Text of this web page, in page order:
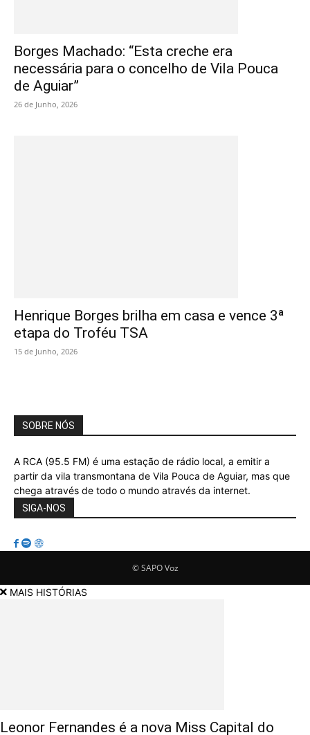
Borges Machado: “Esta creche era
necessária para o concelho de Vila Pouca
de Aguiar”
26 de Junho, 2026
Henrique Borges brilha em casa e vence 3ª
etapa do Troféu TSA
15 de Junho, 2026
SOBRE NÓS
A RCA (95.5 FM) é uma estação de rádio local, a emitir a
partir da vila transmontana de Vila Pouca de Aguiar, mas que
chega através de todo o mundo através da internet.
SIGA-NOS
© SAPO Voz
MAIS HISTÓRIAS
Leonor Fernandes é a nova Miss Capital do